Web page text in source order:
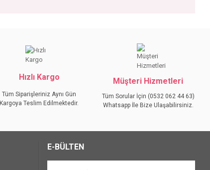
Hızlı Kargo
Tüm Siparişleriniz Aynı Gün
Kargoya Teslim Edilmektedir.
Müşteri Hizmetleri
Tüm Sorular İçin (0532 062 44 63)
Whatsapp İle Bize Ulaşabilirsiniz.
E-BÜLTEN